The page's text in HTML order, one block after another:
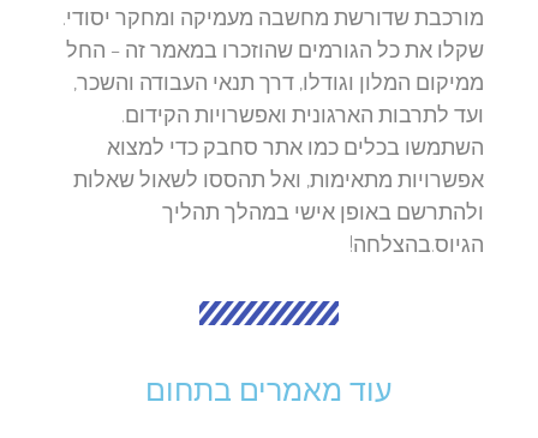
מורכבת שדורשת מחשבה מעמיקה ומחקר יסודי.
שקלו את כל הגורמים שהוזכרו במאמר זה – החל
ממיקום המלון וגודלו, דרך תנאי העבודה והשכר,
ועד לתרבות הארגונית ואפשרויות הקידום.
השתמשו בכלים כמו אתר סחבק כדי למצוא
אפשרויות מתאימות, ואל תהססו לשאול שאלות
ולהתרשם באופן אישי במהלך תהליך
הגיוס.בהצלחה!
עוד מאמרים בתחום